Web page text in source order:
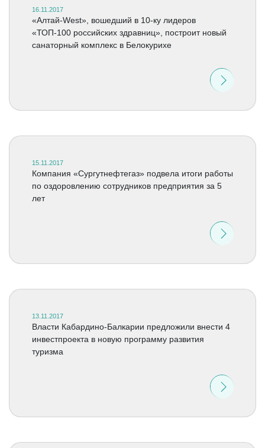
16.11.2017
«Алтай-West», вошедший в 10-ку лидеров
«ТОП-100 российских здравниц», построит новый
санаторный комплекс в Белокурихе
15.11.2017
Компания «Сургутнефтегаз» подвела итоги работы
по оздоровлению сотрудников предприятия за 5
лет
13.11.2017
Власти Кабардино-Балкарии предложили внести 4
инвестпроекта в новую программу развития
туризма